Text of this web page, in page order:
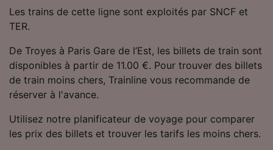
Les trains de cette ligne sont exploités par SNCF et
TER.
De Troyes à Paris Gare de l’Est, les billets de train sont
disponibles à partir de 11.00 €. Pour trouver des billets
de train moins chers, Trainline vous recommande de
réserver à l'avance.
Utilisez notre planificateur de voyage pour comparer
les prix des billets et trouver les tarifs les moins chers.